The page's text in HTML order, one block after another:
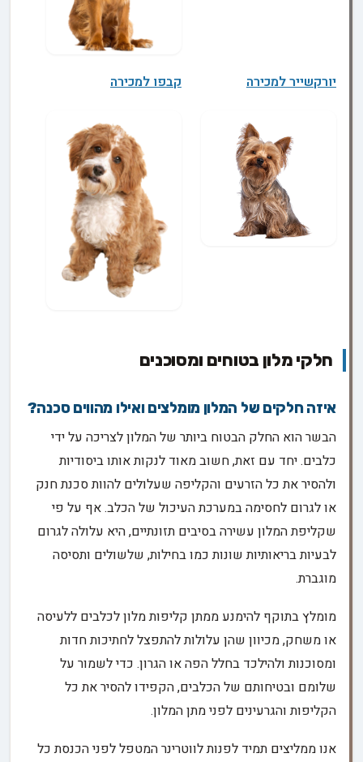
יורקשייר למכירה קבפו למכירה
חלקי מלון בטוחים ומסוכנים
איזה חלקים של המלון מומלצים ואילו מהווים סכנה?
הבשר הוא החלק הבטוח ביותר של המלון לצריכה על ידי
כלבים. יחד עם זאת, חשוב מאוד לנקות אותו ביסודיות
ולהסיר את כל הזרעים והקליפה שעלולים להוות סכנת חנק
או לגרום לחסימה במערכת העיכול של הכלב. אף על פי
שקליפת המלון עשירה בסיבים תזונתיים, היא עלולה לגרום
לבעיות בריאותיות שונות כמו בחילות, שלשולים ותסיסה
מוגברת.
מומלץ בתוקף להימנע ממתן קליפות מלון לכלבים ללעיסה
או משחק, מכיוון שהן עלולות להתפצל לחתיכות חדות
ומסוכנות ולהילכד בחלל הפה או הגרון. כדי לשמור על
שלומם ובטיחותם של הכלבים, הקפידו להסיר את כל
הקליפות והגרעינים לפני מתן המלון.
אנו ממליצים תמיד לפנות לווטרינר המטפל לפני הכנסת כל